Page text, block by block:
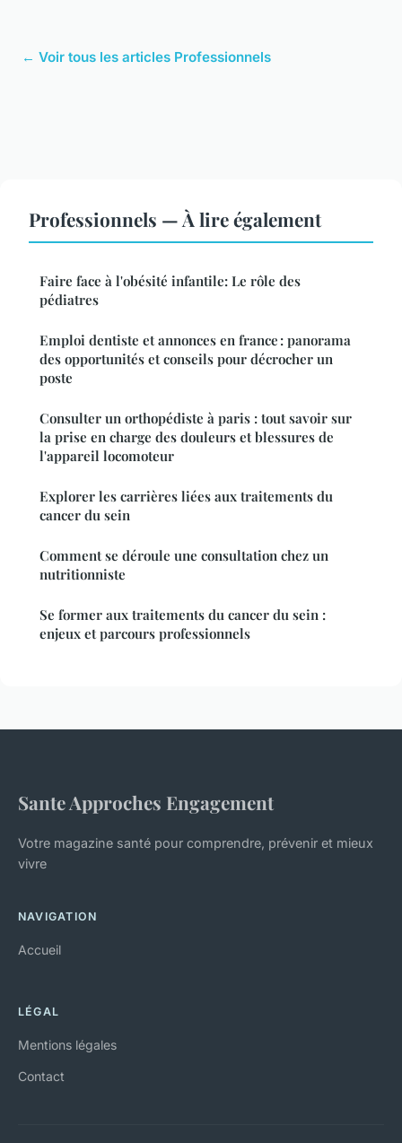
← Voir tous les articles Professionnels
Professionnels — À lire également
Faire face à l'obésité infantile: Le rôle des
pédiatres
Emploi dentiste et annonces en france : panorama
des opportunités et conseils pour décrocher un
poste
Consulter un orthopédiste à paris : tout savoir sur
la prise en charge des douleurs et blessures de
l'appareil locomoteur
Explorer les carrières liées aux traitements du
cancer du sein
Comment se déroule une consultation chez un
nutritionniste
Se former aux traitements du cancer du sein :
enjeux et parcours professionnels
Sante Approches Engagement
Votre magazine santé pour comprendre, prévenir et mieux
vivre
NAVIGATION
Accueil
LÉGAL
Mentions légales
Contact